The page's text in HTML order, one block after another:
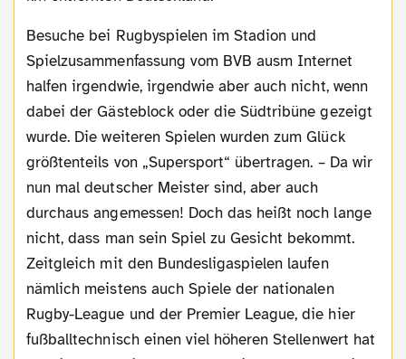
Besuche bei Rugbyspielen im Stadion und
Spielzusammenfassung vom BVB ausm Internet
halfen irgendwie, irgendwie aber auch nicht, wenn
dabei der Gästeblock oder die Südtribüne gezeigt
wurde. Die weiteren Spielen wurden zum Glück
größtenteils von „Supersport“ übertragen. – Da wir
nun mal deutscher Meister sind, aber auch
durchaus angemessen! Doch das heißt noch lange
nicht, dass man sein Spiel zu Gesicht bekommt.
Zeitgleich mit den Bundesligaspielen laufen
nämlich meistens auch Spiele der nationalen
Rugby-League und der Premier League, die hier
fußballtechnisch einen viel höheren Stellenwert hat